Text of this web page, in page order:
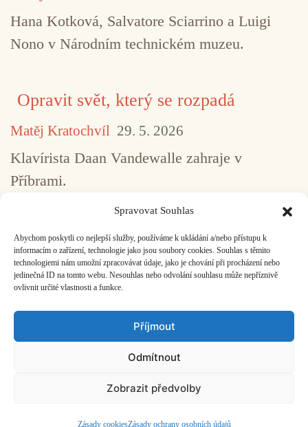
Spravovat Souhlas
Abychom poskytli co nejlepší služby, používáme k ukládání a/nebo přístupu k
informacím o zařízení, technologie jako jsou soubory cookies. Souhlas s těmito
technologiemi nám umožní zpracovávat údaje, jako je chování při procházení nebo
jedinečná ID na tomto webu. Nesouhlas nebo odvolání souhlasu může nepříznivě
ovlivnit určité vlastnosti a funkce.
Příjmout
Odmítnout
Zobrazit předvolby
Zásady cookiesZásady ochrany osobních údajů
Hana Kotková, Salvatore Sciarrino a Luigi
Nono v Národním technickém muzeu.
Opravit svět, který se rozpadá
Matěj Kratochvíl 29. 5. 2026
Klavírista Daan Vandewalle zahraje v
Příbrami.
1 2 3 4 5 ... 517
ČASOPIS O JINÉ HUDBĚ | vydává Hudební informační středisko
©2026 HISvoice – design a adminAtelier Dokument